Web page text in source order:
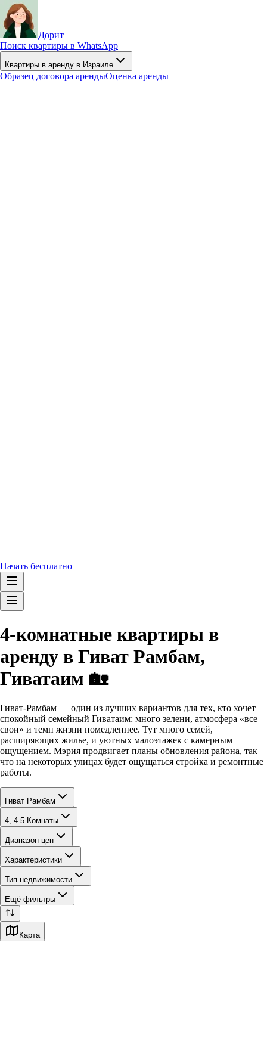
Дорит
Поиск квартиры в WhatsApp
Квартиры в аренду в Израиле
Образец договора арендыОценка аренды
Начать бесплатно
4-комнатные квартиры в
аренду в Гиват Рамбам,
Гиватаим 🏡
Гиват-Рамбам — один из лучших вариантов для тех, кто хочет
спокойный семейный Гиватаим: много зелени, атмосфера «все
свои» и темп жизни помедленнее. Тут много семей,
расширяющих жилье, и уютных малоэтажек с камерным
ощущением. Мэрия продвигает планы обновления района, так
что на некоторых улицах будет ощущаться стройка и ремонтные
работы.
Гиват Рамбам
4, 4.5 Комнаты
Диапазон цен
Характеристики
Тип недвижимости
Ещё фильтры
Карта